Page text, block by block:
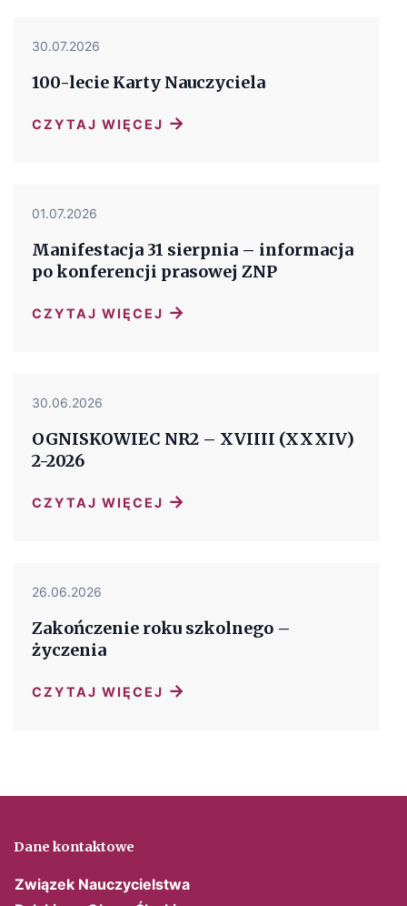
30.07.2026
100-lecie Karty Nauczyciela
CZYTAJ WIĘCEJ →
01.07.2026
Manifestacja 31 sierpnia – informacja
po konferencji prasowej ZNP
CZYTAJ WIĘCEJ →
30.06.2026
OGNISKOWIEC NR2 – XVIIII (XXXIV)
2-2026
CZYTAJ WIĘCEJ →
26.06.2026
Zakończenie roku szkolnego –
życzenia
CZYTAJ WIĘCEJ →
Dane kontaktowe
Związek Nauczycielstwa